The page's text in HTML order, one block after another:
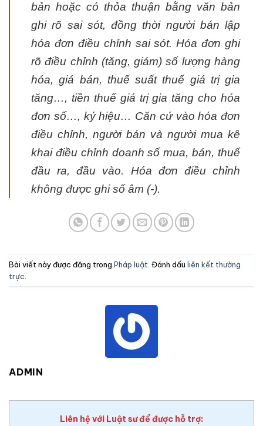
bản hoặc có thỏa thuận bằng văn bản
ghi rõ sai sót, đồng thời người bán lập
hóa đơn điều chỉnh sai sót. Hóa đơn ghi
rõ điều chỉnh (tăng, giám) số lượng hàng
hóa, giá bán, thuế suất thuế giá trị gia
tăng…, tiền thuế giá trị gia tăng cho hóa
đơn số…, ký hiệu… Căn cứ vào hóa đơn
điều chỉnh, người bán và người mua kê
khai điều chỉnh doanh số mua, bán, thuế
đầu ra, đầu vào. Hóa đơn điều chỉnh
không được ghi số âm (-).
Bài viết này được đăng trong Pháp luật . Đánh dấu liên kết thường
trực
ADMIN
Liên hệ với Luật sư để được hỗ trợ: